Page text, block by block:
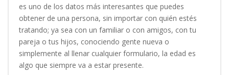
es uno de los datos más interesantes que puedes
obtener de una persona, sin importar con quién estés
tratando; ya sea con un familiar o con amigos, con tu
pareja o tus hijos, conociendo gente nueva o
simplemente al llenar cualquier formulario, la edad es
algo que siempre va a estar presente.